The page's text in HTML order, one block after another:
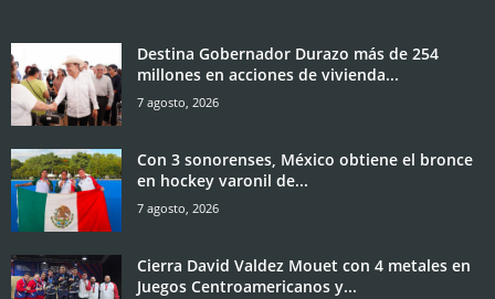
Destina Gobernador Durazo más de 254
millones en acciones de vivienda...
7 agosto, 2026
Con 3 sonorenses, México obtiene el bronce
en hockey varonil de...
7 agosto, 2026
Cierra David Valdez Mouet con 4 metales en
Juegos Centroamericanos y...